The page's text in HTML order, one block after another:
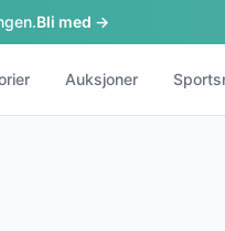
Bli med →
Auksjoner